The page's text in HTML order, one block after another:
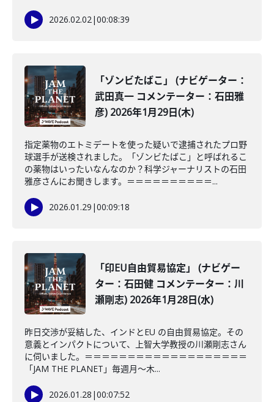
2026.02.02|00:08:39
「ゾンビたばこ」 (ナビゲーター：
武田真一 コメンテーター：石田雅
彦) 2026年1月29日(木)
指定薬物のエトミデートを使った疑いで逮捕されたプロ野
球選手が送検されました。「ゾンビたばこ」と呼ばれるこ
の薬物はいったいなんなのか？科学ジャーナリストの石田
雅彦さんにお聞きします。＝＝＝＝＝＝＝＝＝＝...
2026.01.29 |00:09:18
「印EU自由貿易協定」 (ナビゲー
ター：石田健 コメンテーター：川
瀬剛志) 2026年1月28日(水)
昨日交渉が妥結した、インドとEU の自由貿易協定。その
意義とインパクトについて、上智大学教授の川瀬剛志さん
に伺いました。＝＝＝＝＝＝＝＝＝＝＝＝＝＝＝＝＝＝＝
「JAM THE PLANET」毎週月～木...
2026.01.28 |00:07:52